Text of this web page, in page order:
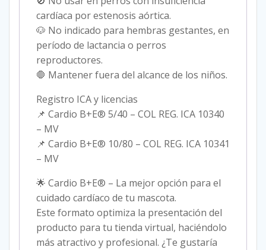
cardíaca por estenosis aórtica.
🐶 No indicado para hembras gestantes, en
período de lactancia o perros
reproductores.
🛑 Mantener fuera del alcance de los niños.
Registro ICA y licencias
📌 Cardio B+E® 5/40 – COL REG. ICA 10340
– MV
📌 Cardio B+E® 10/80 – COL REG. ICA 10341
– MV
🌟 Cardio B+E® – La mejor opción para el
cuidado cardíaco de tu mascota.
Este formato optimiza la presentación del
producto para tu tienda virtual, haciéndolo
más atractivo y profesional. ¿Te gustaría